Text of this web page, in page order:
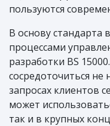
пользуются
В основу
процессами
разработки BS
сосредоточиться не
запросах клиентов
может
так и в крупных